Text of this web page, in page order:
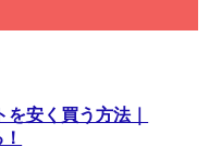
を安く買う方法｜